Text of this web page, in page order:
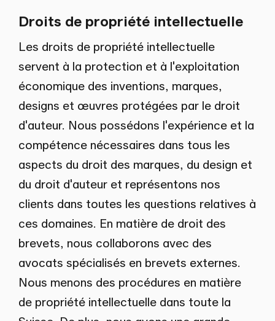
Droits de propriété intellectuelle
Les droits de propriété intellectuelle
servent à la protection et à l'exploitation
économique des inventions, marques,
designs et œuvres protégées par le droit
d'auteur. Nous possédons l'expérience et la
compétence nécessaires dans tous les
aspects du droit des marques, du design et
du droit d'auteur et représentons nos
clients dans toutes les questions relatives à
ces domaines. En matière de droit des
brevets, nous collaborons avec des
avocats spécialisés en brevets externes.
Nous menons des procédures en matière
de propriété intellectuelle dans toute la